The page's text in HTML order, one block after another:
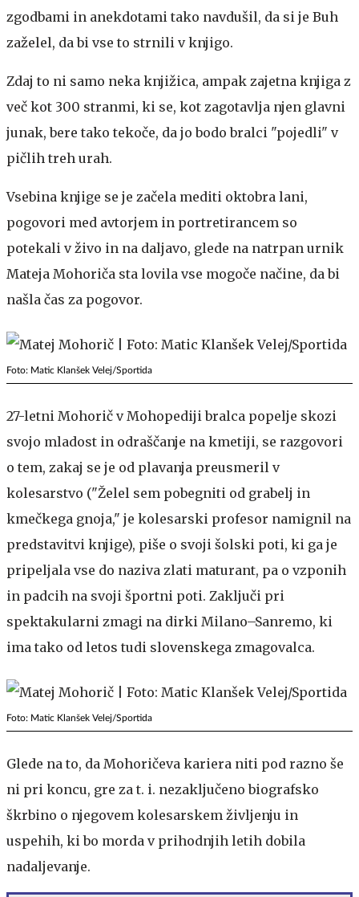
zgodbami in anekdotami tako navdušil, da si je Buh
zaželel, da bi vse to strnili v knjigo.
Zdaj to ni samo neka knjižica, ampak zajetna knjiga z
več kot 300 stranmi, ki se, kot zagotavlja njen glavni
junak, bere tako tekoče, da jo bodo bralci "pojedli" v
pičlih treh urah.
Vsebina knjige se je začela mediti oktobra lani,
pogovori med avtorjem in portretirancem so
potekali v živo in na daljavo, glede na natrpan urnik
Mateja Mohoriča sta lovila vse mogoče načine, da bi
našla čas za pogovor.
Foto: Matic Klanšek Velej/Sportida
27-letni Mohorič v Mohopediji bralca popelje skozi
svojo mladost in odraščanje na kmetiji, se razgovori
o tem, zakaj se je od plavanja preusmeril v
kolesarstvo ("Želel sem pobegniti od grabelj in
kmečkega gnoja," je kolesarski profesor namignil na
predstavitvi knjige), piše o svoji šolski poti, ki ga je
pripeljala vse do naziva zlati maturant, pa o vzponih
in padcih na svoji športni poti. Zaključi pri
spektakularni zmagi na dirki Milano–Sanremo, ki
ima tako od letos tudi slovenskega zmagovalca.
Foto: Matic Klanšek Velej/Sportida
Glede na to, da Mohoričeva kariera niti pod razno še
ni pri koncu, gre za t. i. nezaključeno biografsko
škrbino o njegovem kolesarskem življenju in
uspehih, ki bo morda v prihodnjih letih dobila
nadaljevanje.